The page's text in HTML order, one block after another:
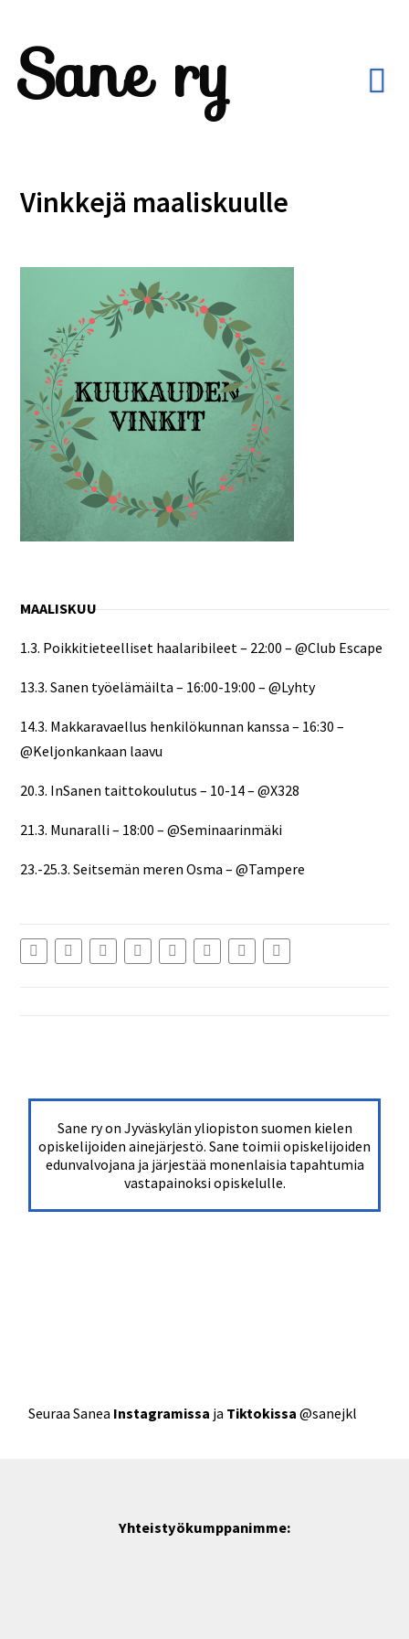
Sane ry
Vinkkejä maaliskuulle
MAALISKUU
1.3. Poikkitieteelliset haalaribileet – 22:00 – @Club Escape
13.3. Sanen työelämäilta – 16:00-19:00 – @Lyhty
14.3. Makkaravaellus henkilökunnan kanssa – 16:30 –
@Keljonkankaan laavu
20.3. InSanen taittokoulutus – 10-14 – @X328
21.3. Munaralli – 18:00 – @Seminaarinmäki
23.-25.3. Seitsemän meren Osma – @Tampere
Sane ry on Jyväskylän yliopiston suomen kielen
opiskelijoiden ainejärjestö. Sane toimii opiskelijoiden
edunvalvojana ja järjestää monenlaisia tapahtumia
vastapainoksi opiskelulle.
Seuraa Sanea Instagramissa ja Tiktokissa @sanejkl
Yhteistyökumppanimme: